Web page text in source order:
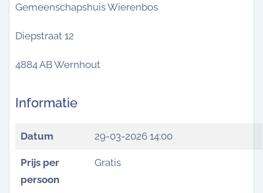
Gemeenschapshuis Wierenbos
Diepstraat 12
4884 AB Wernhout
Informatie
Datum 29-03-2026 14:00
Prijs per
persoon
Gratis